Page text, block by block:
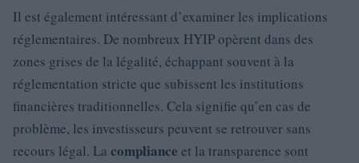
Il est également intéressant d’examiner les implications
réglementaires. De nombreux HYIP opèrent dans des
zones grises de la légalité, échappant souvent à la
réglementation stricte que subissent les institutions
financières traditionnelles. Cela signifie qu’en cas de
problème, les investisseurs peuvent se retrouver sans
recours légal. La compliance et la transparence sont